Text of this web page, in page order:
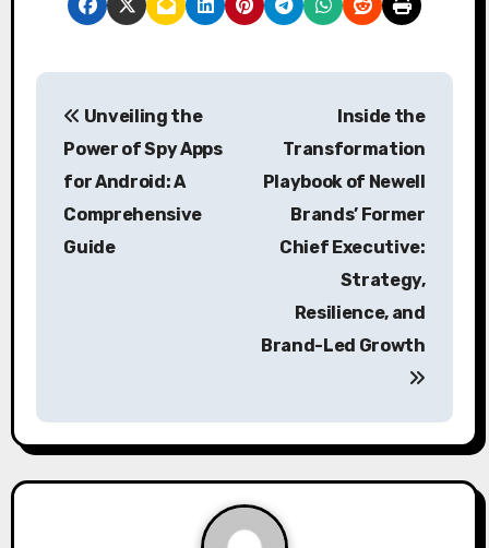
P
i
g
a
Unveiling the
Power of Spy Apps
for Android: A
Comprehensive
Guide
Inside the
Transformation
Playbook of Newell
Brands’ Former
Chief Executive:
Strategy,
Resilience, and
Brand-Led Growth